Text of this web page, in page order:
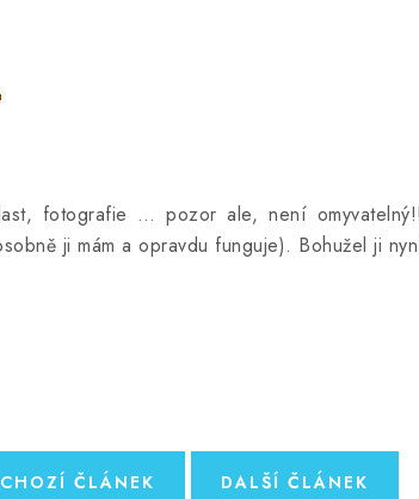
fotografie … pozor ale, není
ji mám a opravdu funguje). Bohužel ji
ČLÁNEK DALŠÍ ČLÁNEK